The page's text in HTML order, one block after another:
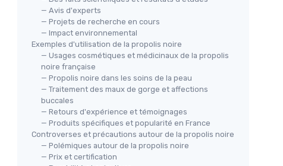
— Avis d'experts
— Projets de recherche en cours
— Impact environnemental
Exemples d'utilisation de la propolis noire
— Usages cosmétiques et médicinaux de la propolis
noire française
— Propolis noire dans les soins de la peau
— Traitement des maux de gorge et affections
buccales
— Retours d'expérience et témoignages
— Produits spécifiques et popularité en France
Controverses et précautions autour de la propolis noire
— Polémiques autour de la propolis noire
— Prix et certification